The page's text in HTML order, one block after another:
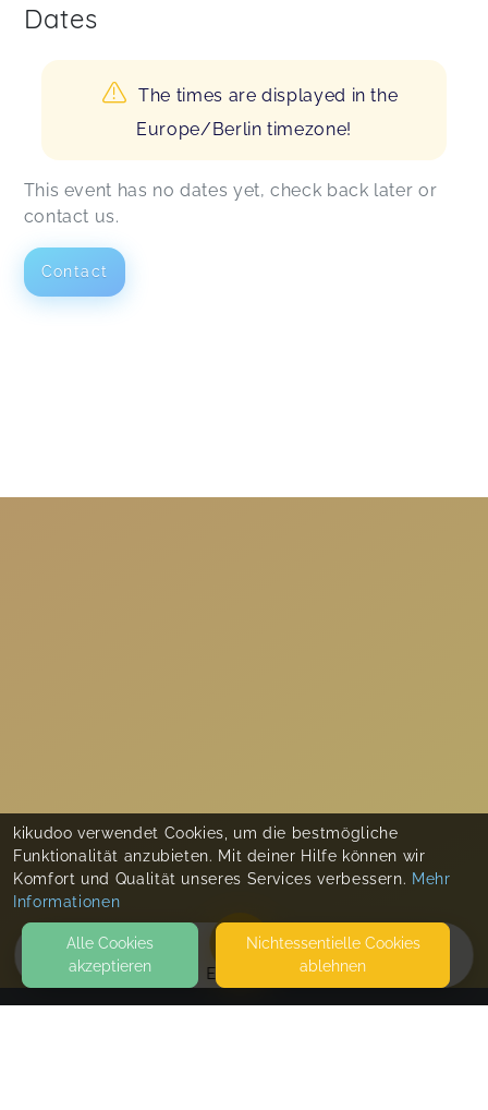
EVENTS
Dates
The times are displayed in the
Europe/Berlin timezone!
This event has no dates yet, check back later or
contact us.
Contact
kikudoo verwendet Cookies, um die bestmögliche
Funktionalität anzubieten. Mit deiner Hilfe können wir
Komfort und Qualität unseres Services verbessern. Mehr
Informationen
Alle Cookies
akzeptieren
Nicht­essentielle Cookies
ablehnen